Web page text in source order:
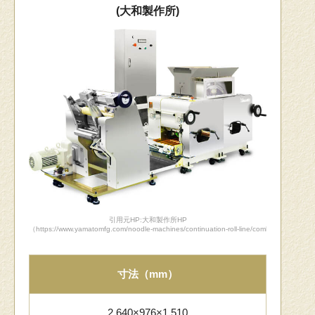
(大和製作所)
引用元HP:大和製作所HP
（https://www.yamatomfg.com/noodle-machines/continuation-roll-line/combined-
寸法（mm）
2,640×976×1,510